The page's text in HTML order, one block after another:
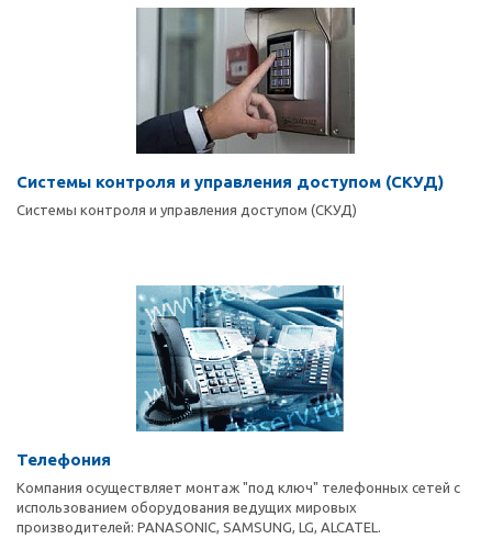
Системы контроля и управления доступом (СКУД)
Системы контроля и управления доступом (СКУД)
Телефония
Компания осуществляет монтаж "под ключ" телефонных сетей с
использованием оборудования ведущих мировых
производителей: PANASONIC, SAMSUNG, LG, ALCATEL.